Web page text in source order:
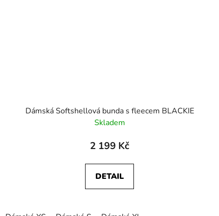
Dámská Softshellová bunda s fleecem BLACKIE
Skladem
2 199 Kč
DETAIL